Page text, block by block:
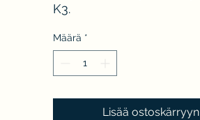
K3.
Määrä *
Lisää ostoskärryyn